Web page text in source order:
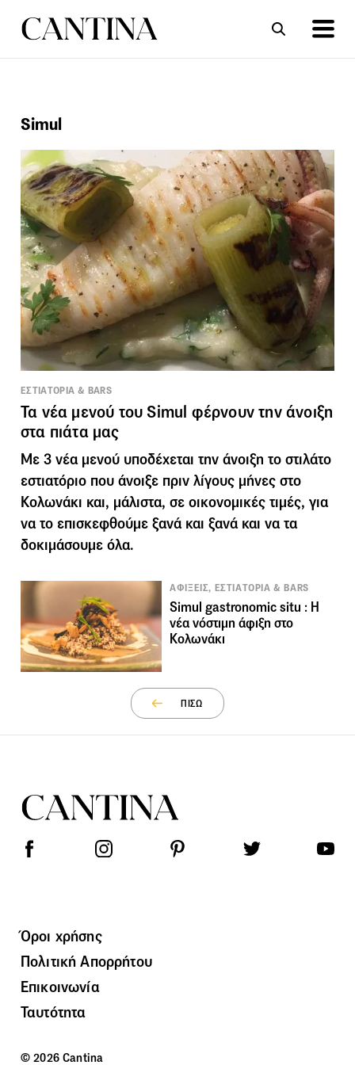
Simul
ΕΣΤΙΑΤΟΡΙΑ & BARS
Τα νέα μενού του Simul φέρνουν την άνοιξη
στα πιάτα μας
Με 3 νέα μενού υποδέχεται την άνοιξη το στιλάτο
εστιατόριο που άνοιξε πριν λίγους μήνες στο
Κολωνάκι και, μάλιστα, σε οικονομικές τιμές, για
να το επισκεφθούμε ξανά και ξανά και να τα
δοκιμάσουμε όλα.
ΑΦΙΞΕΙΣ, ΕΣΤΙΑΤΟΡΙΑ & BARS
Simul gastronomic situ : Η
νέα νόστιμη άφιξη στο
Κολωνάκι
ΠΙΣΩ
Όροι χρήσης
Πολιτική Απορρήτου
Επικοινωνία
Ταυτότητα
© 2026 Cantina